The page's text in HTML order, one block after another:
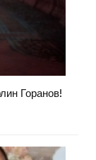
Горанов!